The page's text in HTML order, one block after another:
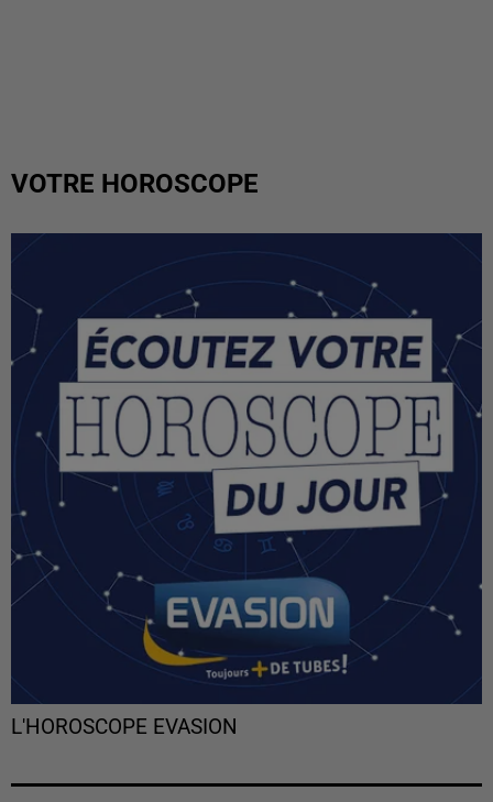
VOTRE HOROSCOPE
L'HOROSCOPE EVASION